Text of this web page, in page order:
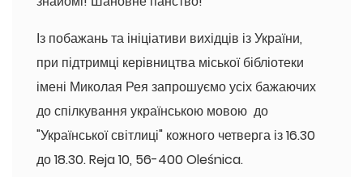
Із побажань та ініціативи вихідців із України,
при підтримці керівництва міської бібліотеки
імені Миколая Рея запрошуємо усіх бажаючих
до спілкування українською мовою до
"Української світлиці" кожного четверга із 16.30
до 18.30. Reja 10, 56-400 Oleśnica.